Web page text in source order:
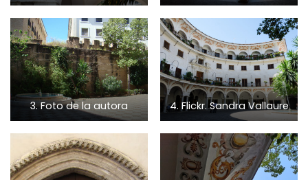
3. Foto de la autora 4. Flickr. Sandra Vallaure